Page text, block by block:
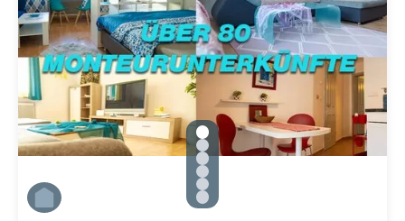
gallery.slide_selector
Zu Slide 1 wechseln
Zu Slide 2 wechseln
Zu Slide 3 wechseln
Zu Slide 4 wechseln
Zu Slide 5 wechseln
Zu Slide 6 wechseln